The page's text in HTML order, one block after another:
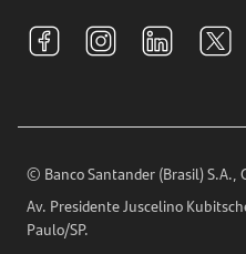
Relações com Investidores
S.A.C
Encontre nossas agências
Horários de Atendimento
Telefones
© Banco Santander (Brasil)
Av. Presidente Juscelino
Paulo/SP.